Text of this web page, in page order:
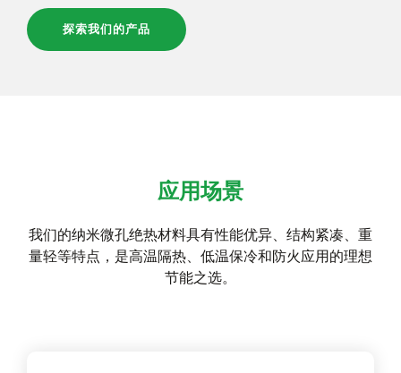
探索我们的产品
应用场景
我们的纳米微孔绝热材料具有性能优异、结构紧凑、重
量轻等特点，是高温隔热、低温保冷和防火应用的理想
节能之选。